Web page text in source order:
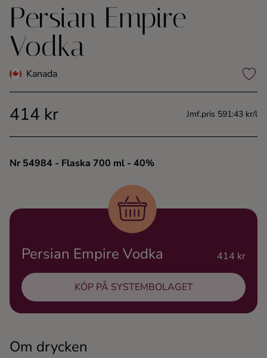
Rom
Shots
Tequila
Ingredienser
Persian Empire
Vodka
Kanada
414 kr Jmf.pris 591:43 kr/l
Nr 54984 - Flaska 700 ml - 40%
Om drycken
Persian Empire Vodka 414 kr
KÖP PÅ SYSTEMBOLAGET